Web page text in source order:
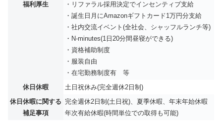
福利厚生
・リファラル採用決定でインセンティブ支給
・誕生日月にAmazonギフトカード1万円分支給
・社内交流イベント(全社会、シャッフルランチ等)
・N-minutes(1日20分間昼寝ができる)
・資格補助制度
・服装自由
・在宅勤務制度有 等
休日休暇
土日祝休み(完全週休2日制)
休日休暇に関する
補足事項
完全週休2日制(土日祝)、夏季休暇、年末年始休暇
年次有給休暇(時間単位での取得も可能)